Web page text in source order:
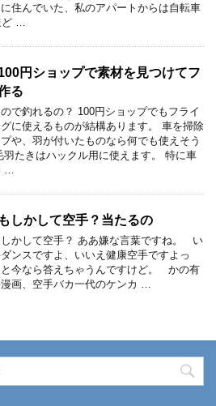
住んでいた、私のアパートからは自転車
ど …
円ショップで素材を見つけてフ
る
で釣れるの？ 100円ショップでもフライ
に使えるものが結構あります。 車を掃除
や、羽が付いたものなら何でも使えそう
羽たきはハックル用に使えます。 特に車
…
しかして空手？当たるの
しかして空手？ ああ嫌な言葉ですね。 い
ンスですよ、いいえ健康空手ですよっ
今なら答えちゃうんですけど。 かの有
画、空手バカ一代のケンカ …